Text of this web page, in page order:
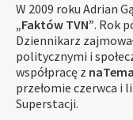
W 2009 roku Adrian
„Faktów TVN”. Rok
Dziennikarz
politycznymi i
współpracę z
przełomie czerwca i
Superstacji.